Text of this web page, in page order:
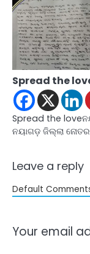
Spread the
Spread the
ନୟାଗଡ଼ ଜିଲ୍ଲା ନୋତର
Leave a reply
Default
Your email